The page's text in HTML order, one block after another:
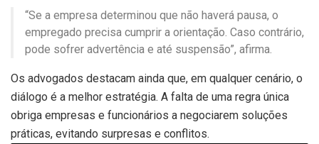
“Se a empresa determinou que não haverá pausa, o
empregado precisa cumprir a orientação. Caso contrário,
pode sofrer advertência e até suspensão”, afirma.
Os advogados destacam ainda que, em qualquer cenário, o
diálogo é a melhor estratégia. A falta de uma regra única
obriga empresas e funcionários a negociarem soluções
práticas, evitando surpresas e conflitos.